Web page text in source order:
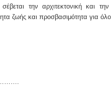
την αρχιτεκτονική και
ζωής και προσβασιμότητα για